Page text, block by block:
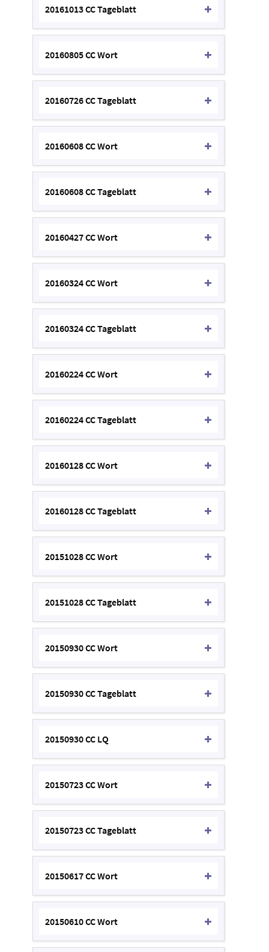
20161013 CC Tageblatt
20160805 CC Wort
20160726 CC Tageblatt
20160608 CC Wort
20160608 CC Tageblatt
20160427 CC Wort
20160324 CC Wort
20160324 CC Tageblatt
20160224 CC Wort
20160224 CC Tageblatt
20160128 CC Wort
20160128 CC Tageblatt
20151028 CC Wort
20151028 CC Tageblatt
20150930 CC Wort
20150930 CC Tageblatt
20150930 CC LQ
20150723 CC Wort
20150723 CC Tageblatt
20150617 CC Wort
20150610 CC Wort